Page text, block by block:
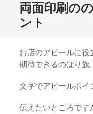
両面印刷の
ント
お店のアピールに役
期待できるのぼり旗。
文字でアピールポイ
伝えたいところです